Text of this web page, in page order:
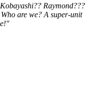
Raymond???
are we? A super-unit